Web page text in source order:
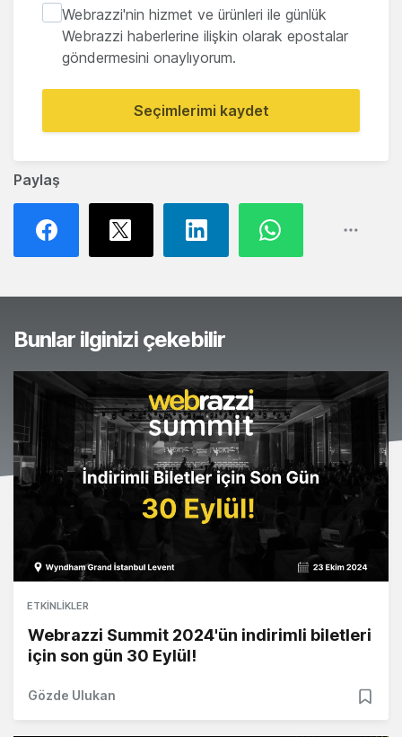
Paylaş
Webrazzi'nin hizmet ve ürünleri ile günlük
Webrazzi haberlerine ilişkin olarak epostalar
göndermesini onaylıyorum.
Seçimlerimi kaydet
Bunlar ilginizi çekebilir
ETKINLIKLER
Webrazzi Summit 2024'ün indirimli biletleri
için son gün 30 Eylül!
Gözde Ulukan